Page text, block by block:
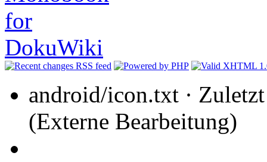
android/icon.txt ·
(Externe Bearbeitung)